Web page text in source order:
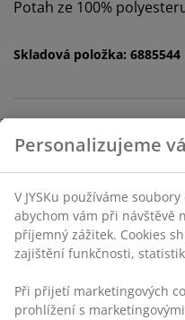
Potah ze 100%
Skladová položka: 6885544
Specifikace
Hodnocení
(237 )
Doprava
shromažďují informace o
Při přijetí marketingových
O jednotlivých účelech se
„Upravit“ a svůj souhlas
kliknutím na ikonu cookies.
udělujete souhlas se všemi
o shromažďování a
naší zásadáchpoužívání